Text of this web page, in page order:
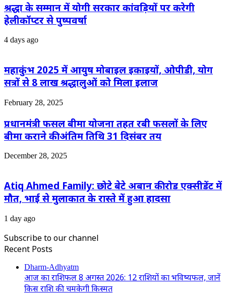
श्रद्धा के सम्मान में योगी सरकार कांवड़ियों पर करेगी
हेलीकॉप्टर से पुष्पवर्षा
4 days ago
महाकुंभ 2025 में आयुष मोबाइल इकाइयों, ओपीडी, योग
सत्रों से 8 लाख श्रद्धालुओं को मिला इलाज
February 28, 2025
प्रधानमंत्री फसल बीमा योजना तहत रबी फसलों के लिए
बीमा कराने की अंतिम तिथि 31 दिसंबर तय
December 28, 2025
Atiq Ahmed Family: छोटे बेटे अबान की रोड एक्सीडेंट में
मौत, भाई से मुलाकात के रास्ते में हुआ हादसा
1 day ago
Subscribe to our channel
Recent Posts
Dharm-Adhyatm
आज का राशिफल 8 अगस्त 2026: 12 राशियों का भविष्यफल, जानें
किस राशि की चमकेगी किस्मत